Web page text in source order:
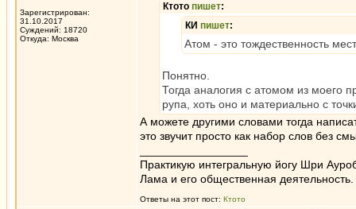
Зарегистрирован:
31.10.2017
Суждений: 18720
Откуда: Москва
Ктото пишет:
КИ пишет:
Атом - это тождественность
Понятно.
Тогда аналогия с атомом из моего
рупа, хоть оно и материально с
А можете другими словами тогда
это звучит просто как набор слов без
Практикую интегральную йогу Шри
Лама и его общественная деятельность.
Ответы на этот пост: Ктото